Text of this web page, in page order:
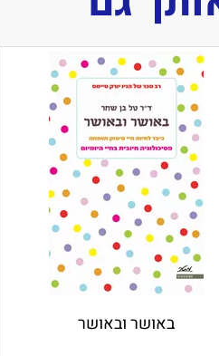
באושר ובאושר